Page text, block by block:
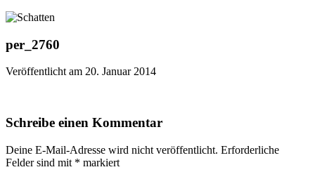
per_2760
Veröffentlicht am 20. Januar 2014
Schreibe einen Kommentar
Deine E-Mail-Adresse wird nicht veröffentlicht. Erforderliche
Felder sind mit * markiert